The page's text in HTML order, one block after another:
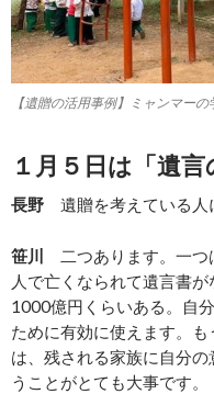
【遺贈の活用事例】ミャンマー
１月５日は「遺言
長野 遺贈を考えている人
笹川
二つあります。一つ
人で亡くなられて遺言書
1000億円くらいある。自
ために有効に使えます。
は、残される家族に自分
うことがとても大事です。